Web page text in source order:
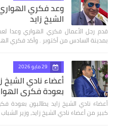
وعد فكري
الشيخ زايد
قدم رجل الأعمال فكري الهواري وعدا
بمدينة السادس من أكتوبر . وأكد فكري
29 مايو 2026
أعضاء نادي الشيخ
بعودة فكري
أعضاء نادي الشيخ زايد يطالبون بعودة
كبير من أعضاء نادي الشيخ زايد، وزير